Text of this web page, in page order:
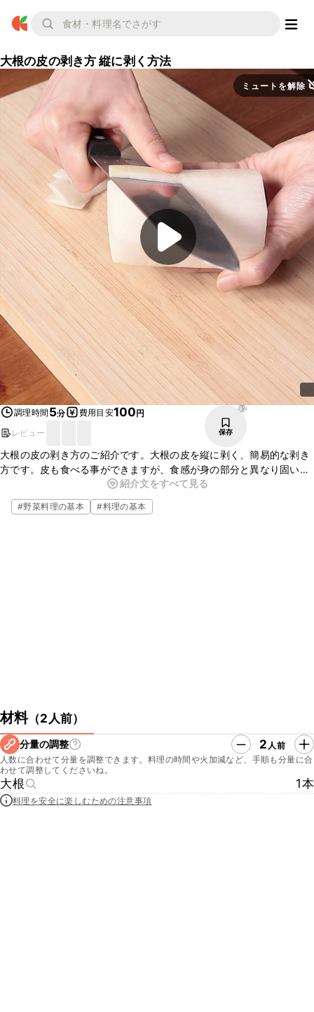
大根の皮の剥き方 縦に剥く方法
ミュートを解除
調理時間 5分 費用目安100円
レビュー
92
保存
大根の皮の剥き方のご紹介です。大根の皮を縦に剥く、簡易的な剥き
方です。皮も食べる事ができますが、食感が身の部分と異なり固いの
で、大根は皮を剥いて調理する場合がよくあります。皮はきんぴらに
したり漬物にするとおいしく食べられますので、合わせて作ってみて
下さい。
紹介文をすべて見る
#野菜料理の基本 #料理の基本
材料（2人前）
分量の調整 2 人前
人数に合わせて分量を調整できます。料理の時間や火加減など、手順も分量に合
わせて調整してくださいね。
大根 1本
料理を安全に楽しむための注意事項